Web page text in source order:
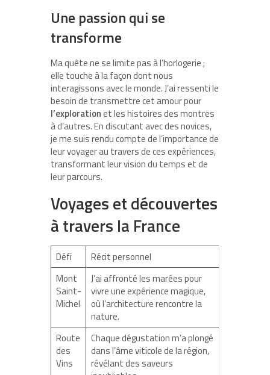
Une passion qui se
transforme
Ma quête ne se limite pas à l’horlogerie ;
elle touche à la façon dont nous
interagissons avec le monde. J’ai ressenti le
besoin de transmettre cet amour pour
l’explorationet les histoires des montres
à d’autres. En discutant avec des novices,
je me suis rendu compte de l’importance de
leur voyager au travers de ces expériences,
transformant leur vision du temps et de
leur parcours.
Voyages et découvertes
à travers la France
Défi
Récit personnel
Mont
Saint-
Michel
J’ai affronté les marées pour
vivre une expérience magique,
où l’architecture rencontre la
nature.
Route
des
Vins
Chaque dégustation m’a plongé
dans l’âme viticole de la région,
révélant des saveurs